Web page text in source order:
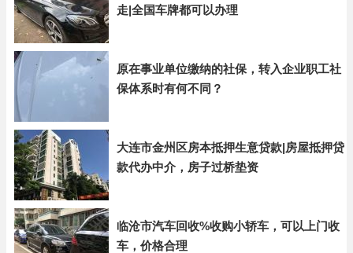
走|全国车牌都可以办理
原在事业单位缴纳的社保，转入企业职工社
保体系时有何不同？
大连市金州区房本抵押生意贷款|房屋抵押贷
款代办中介，房子过桥垫资
临沧市汽车回收%收购小轿车，可以上门收
车，价格合理